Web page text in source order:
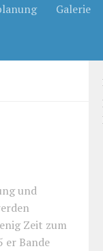
Galerie
und
Zeit zum
er Bande